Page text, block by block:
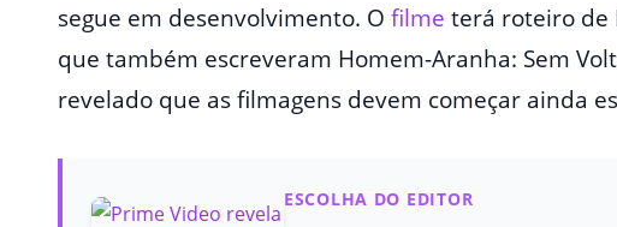
segue em desenvolvimento. O filme terá roteiro de
que também escreveram Homem-Aranha: Sem
revelado que as filmagens devem começar ainda
ESCOLHA DO EDITOR